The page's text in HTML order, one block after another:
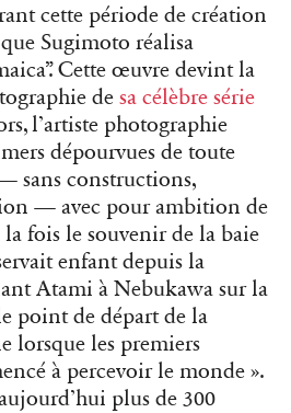
cette période de création
Sugimoto réalisa
Cette œuvre devint la
de sa célèbre série
l’artiste photographie
dépourvues de toute
sans constructions,
— avec pour ambition de
la fois le souvenir de la baie
enfant depuis la
Atami à Nebukawa sur la
point de départ de la
lorsque les premiers
à percevoir le monde ».
plus de 300